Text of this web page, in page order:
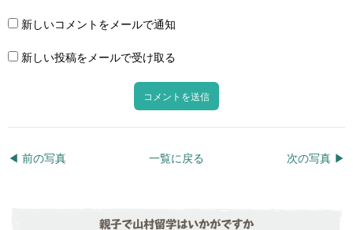
新しいコメントをメールで通知
新しい投稿をメールで受け取る
◀︎ 前の写真 次の写真 ▶︎
一覧に戻る
親子で山村留学はいかがですか